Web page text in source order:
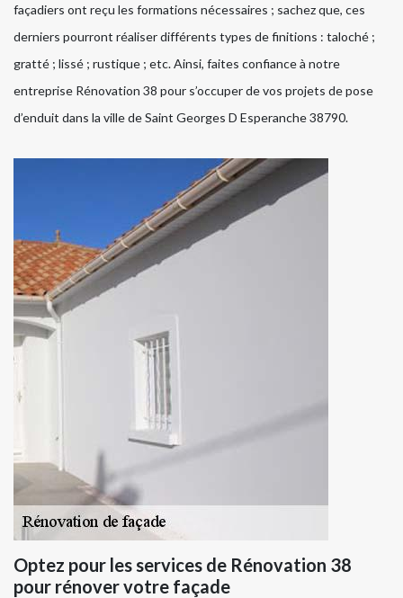
façadiers ont reçu les formations nécessaires ; sachez que, ces
derniers pourront réaliser différents types de finitions : taloché ;
gratté ; lissé ; rustique ; etc. Ainsi, faites confiance à notre
entreprise Rénovation 38 pour s’occuper de vos projets de pose
d’enduit dans la ville de Saint Georges D Esperanche 38790.
Optez pour les services de Rénovation 38
pour rénover votre façade